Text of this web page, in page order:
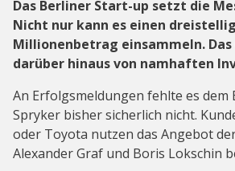
Das Berliner Start-up setzt die
Nicht nur kann es einen
Millionenbetrag einsammeln.
darüber hinaus von namhaften
An Erfolgsmeldungen fehlte es
Spryker bisher sicherlich nicht.
oder Toyota nutzen das Angebot
Alexander Graf und Boris Lokschin